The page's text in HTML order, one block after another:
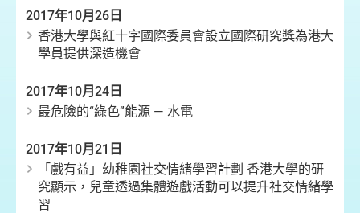
2017年10月26日
香港大學與紅十字國際委員會設立國際研究獎為港大
學員提供深造機會
2017年10月24日
最危險的“綠色”能源 — 水電
2017年10月21日
「戲有益」幼稚園社交情緒學習計劃 香港大學的研
究顯示，兒童透過集體遊戲活動可以提升社交情緒學
習